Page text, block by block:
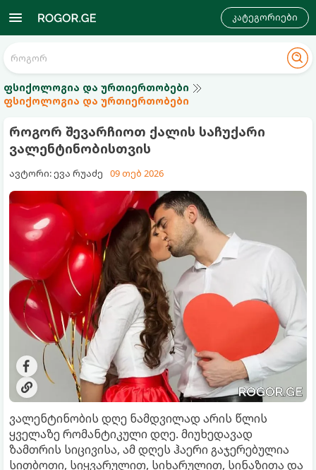
კატეგორიები
ფსიქოლოგია და ურთიერთობები
ფსიქოლოგია და ურთიერთობები
როგორ შევარჩიოთ ქალის საჩუქარი
ვალენტინობისთვის
ავტორი: ევა რუაძე 09 თებ 2026
ვალენტინობის დღე ნამდვილად არის წლის
ყველაზე რომანტიკული დღე. მიუხედავად
ზამთრის სიცივისა, ამ დღეს ჰაერი გაჯერებულია
სითბოთი, სიყვარულით, სიხარულით, სინაზითა და